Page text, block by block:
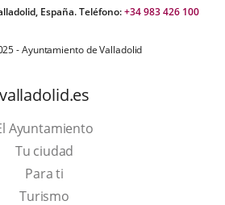
España. Teléfono:+34 983 426 100
- Ayuntamiento de Valladolid
valladolid.es
Ayuntamiento
Tu ciudad
Para ti
TurismoEste